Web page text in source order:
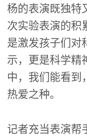
杨的表演既独特
次实验表演的积
是激发孩子们对
示，更是科学精
中，我们能看到
热爱之种。
记者充当表演帮